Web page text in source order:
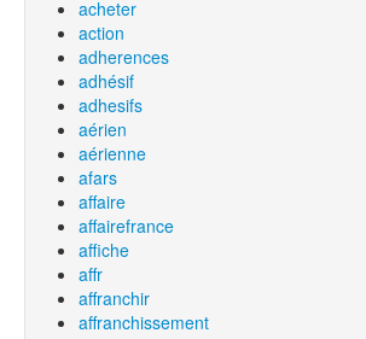
acheter
action
adherences
adhésif
adhesifs
aérien
aérienne
afars
affaire
affairefrance
affiche
affr
affranchir
affranchissement